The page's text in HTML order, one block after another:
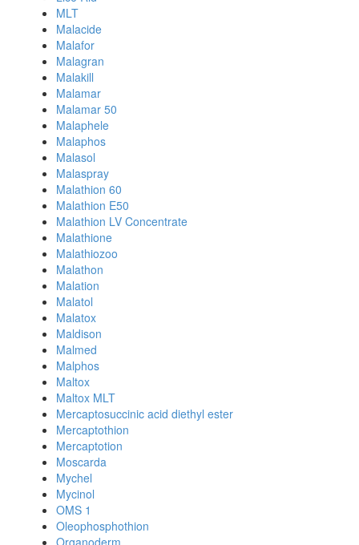
MLT
Malacide
Malafor
Malagran
Malakill
Malamar
Malamar 50
Malaphele
Malaphos
Malasol
Malaspray
Malathion 60
Malathion E50
Malathion LV Concentrate
Malathione
Malathiozoo
Malathon
Malation
Malatol
Malatox
Maldison
Malmed
Malphos
Maltox
Maltox MLT
Mercaptosuccinic acid diethyl ester
Mercaptothion
Mercaptotion
Moscarda
Mychel
Mycinol
OMS 1
Oleophosphothion
Organoderm